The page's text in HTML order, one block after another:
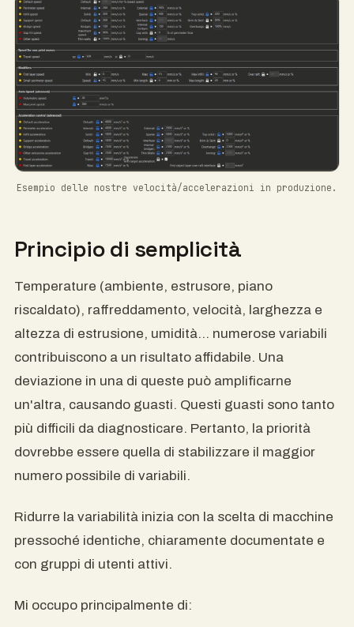
Esempio delle nostre velocità/accelerazioni in produzione.
Principio di semplicità
Temperature (ambiente, estrusore, piano
riscaldato), raffreddamento, velocità, larghezza e
altezza di estrusione, umidità… numerose variabili
contribuiscono a un risultato affidabile. Una
deviazione in una di queste può amplificarne
un'altra, causando guasti. Questi guasti sono tanto
più difficili da diagnosticare. Pertanto, la priorità
dovrebbe essere quella di stabilizzare il maggior
numero possibile di variabili.
Ridurre la variabilità inizia con la scelta di macchine
pressoché identiche, chiaramente documentate e
con gruppi di utenti attivi.
Mi occupo principalmente di: